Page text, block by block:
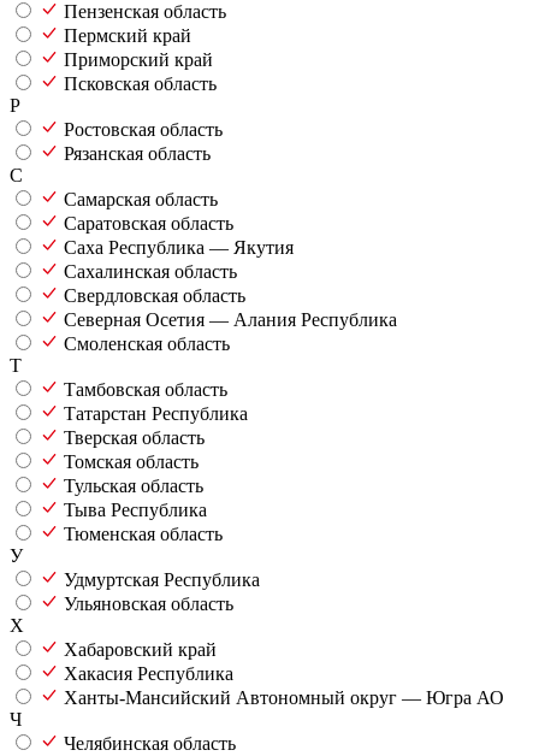
Пензенская область
Пермский край
Приморский край
Псковская область
Р
Ростовская область
Рязанская область
С
Самарская область
Саратовская область
Саха Республика — Якутия
Сахалинская область
Свердловская область
Северная Осетия — Алания Республика
Смоленская область
Т
Тамбовская область
Татарстан Республика
Тверская область
Томская область
Тульская область
Тыва Республика
Тюменская область
У
Удмуртская Республика
Ульяновская область
Х
Хабаровский край
Хакасия Республика
Ханты-Мансийский Автономный округ — Югра АО
Ч
Челябинская область